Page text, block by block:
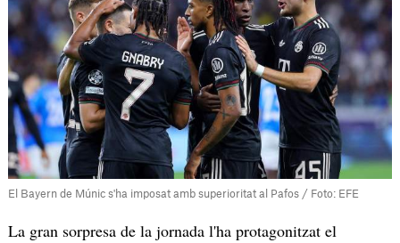
El Bayern de Múnic s'ha imposat amb superioritat al Pafos / Foto: EFE
La gran sorpresa de la jornada l'ha protagonitzat el